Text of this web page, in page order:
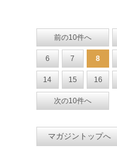
前の10件へ
6 7 8
14 15 16
次の10件へ
マガジントップへ